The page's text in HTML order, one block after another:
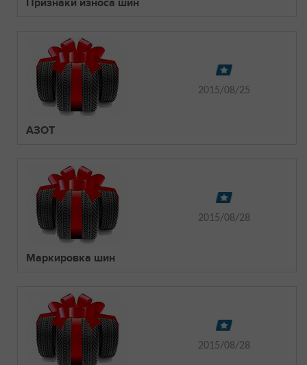
Признаки износа шин
2015/08/25
АЗОТ
2015/08/28
Маркировка шин
2015/08/28